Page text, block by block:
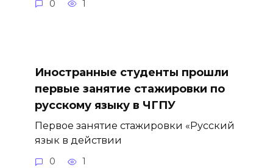
0 1
Иностранные студенты прошли
первые занятие стажировки по
русскому языку в ЧГПУ
Первое занятие стажировки «Русский
язык в действии
0 1